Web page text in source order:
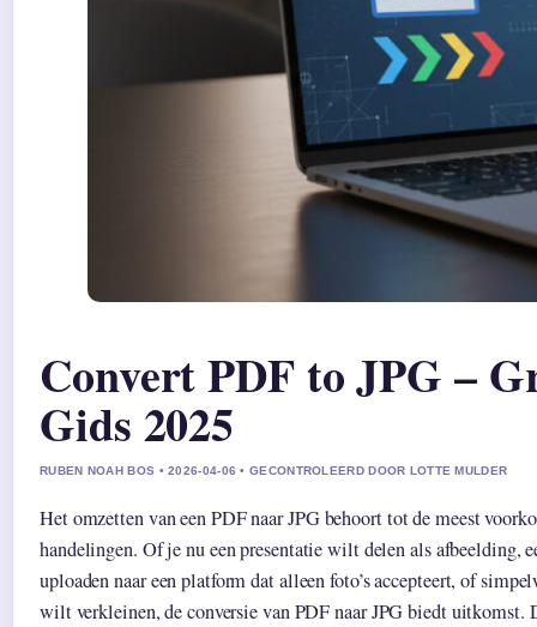
Convert PDF to JPG –
Gids 2025
RUBEN NOAH BOS • 2026-04-06 • GECONTROLEERD DOOR LOTTE MULDER
Het omzetten van een PDF naar JPG behoort tot de meest
handelingen. Of je nu een presentatie wilt delen als afbeelding,
uploaden naar een platform dat alleen foto’s accepteert, of
wilt verkleinen, de conversie van PDF naar JPG biedt uitkomst.